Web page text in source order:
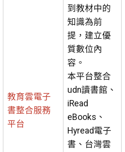
教育雲電子
書整合服務
平台
到教材中的
知識為前
提，建立優
質數位內
容。
本平台整合
udn讀書館、
iRead
eBooks、
Hyread電子
書、台灣雲